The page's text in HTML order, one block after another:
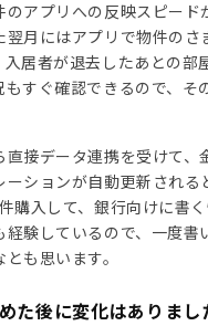
のアプリへの反映スピード
翌月にはアプリで物件のさ
居者が退去したあとの部
すぐ確認できるので、そ
接データ連携を受けて、
ーションが自動更新される
購入して、銀行向けに書
験しているので、一度書
も思います。
た後に変化はありまし